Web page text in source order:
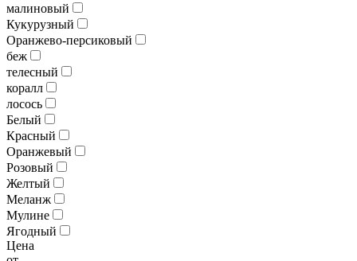
малиновый
Кукурузный
Оранжево-персиковый
беж
телесный
коралл
лосось
Белый
Красный
Оранжевый
Розовый
Желтый
Меланж
Мулине
Ягодный
Цена